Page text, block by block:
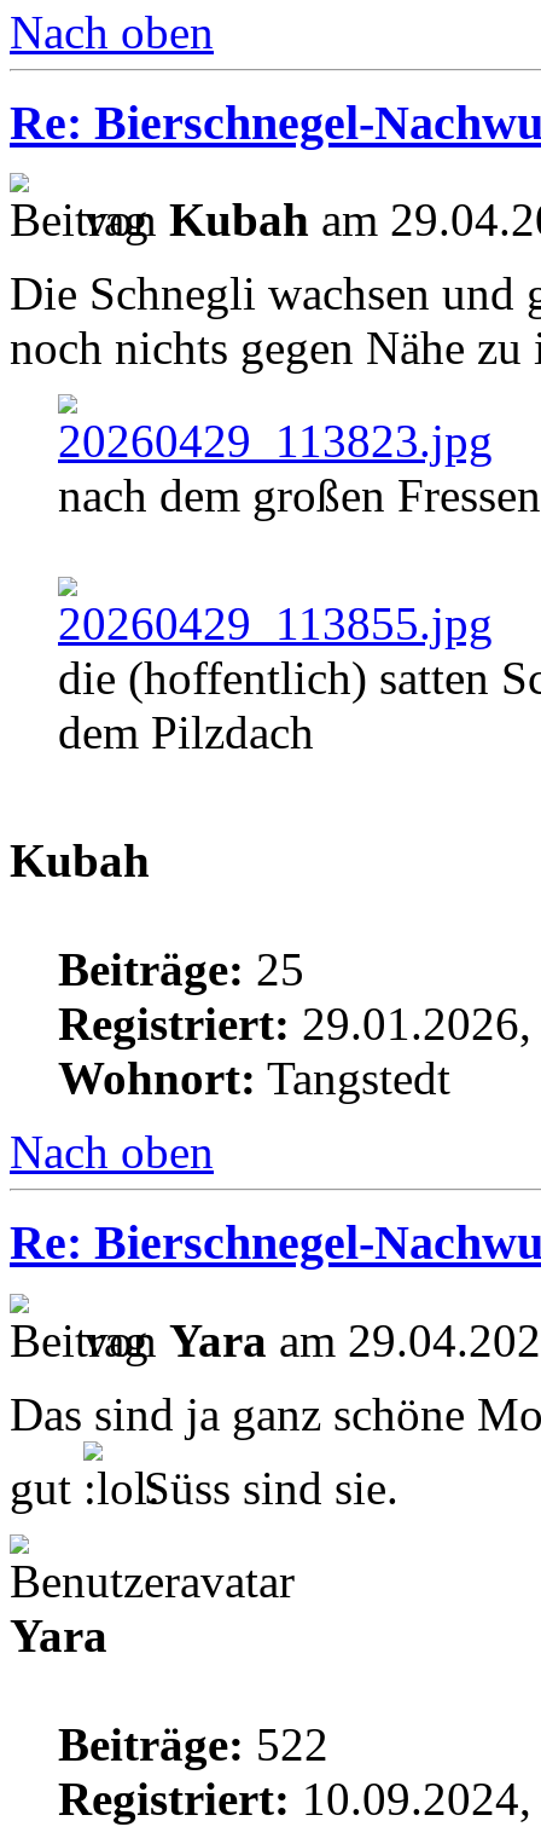
Nach oben
Re: Bierschnegel-
von Kubah am
Die Schnegli wachsen und
noch nichts gegen Nähe
nach dem großen
die (hoffentlich) satten
dem Pilzdach
Kubah
Beiträge: 25
Registriert:
Wohnort: Tangstedt
Nach oben
Re: Bierschnegel-
von Yara am
Das sind ja ganz schöne
gut
Süss sind sie.
Yara
Beiträge: 522
Registriert: